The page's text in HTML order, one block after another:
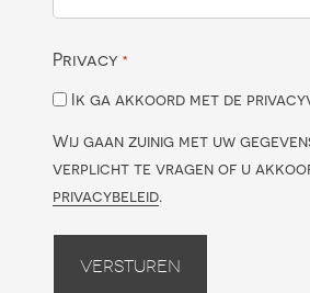
Privacy *
Ik ga akkoord met de
Wij gaan zuinig met uw
verplicht te vragen of u
privacybeleid.
Versturen